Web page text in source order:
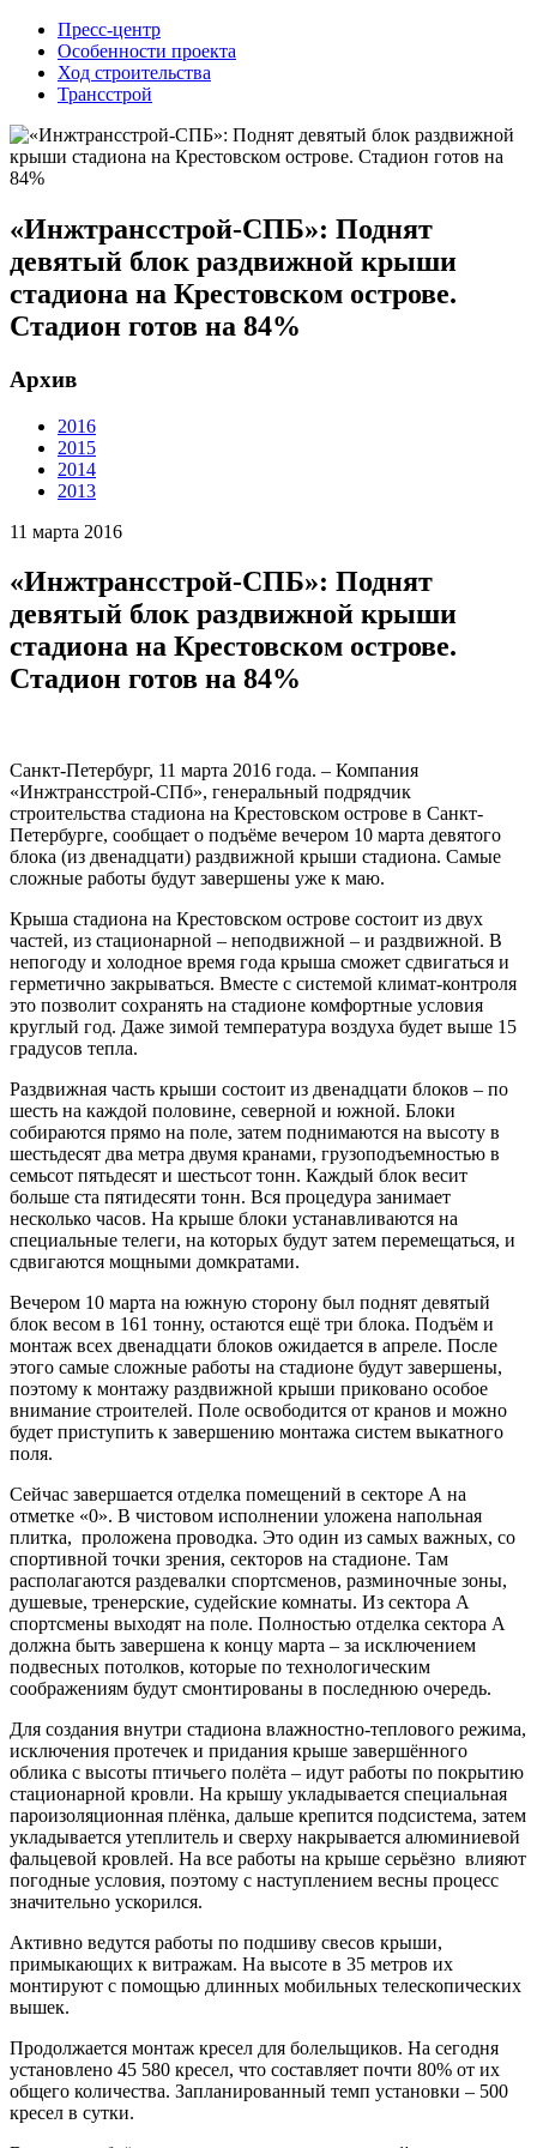
Пресс-центр
Особенности проекта
Ход строительства
Трансстрой
«Инжтрансстрой-СПБ»: Поднят
девятый блок раздвижной крыши
стадиона на Крестовском острове.
Стадион готов на 84%
Архив
2016
2015
2014
2013
11 марта 2016
«Инжтрансстрой-СПБ»: Поднят
девятый блок раздвижной крыши
стадиона на Крестовском острове.
Стадион готов на 84%
Санкт-Петербург, 11 марта 2016 года. – Компания
«Инжтрансстрой-СПб», генеральный подрядчик
строительства стадиона на Крестовском острове в Санкт-
Петербурге, сообщает о подъёме вечером 10 марта девятого
блока (из двенадцати) раздвижной крыши стадиона. Самые
сложные работы будут завершены уже к маю.
Крыша стадиона на Крестовском острове состоит из двух
частей, из стационарной – неподвижной – и раздвижной. В
непогоду и холодное время года крыша сможет сдвигаться и
герметично закрываться. Вместе с системой климат-контроля
это позволит сохранять на стадионе комфортные условия
круглый год. Даже зимой температура воздуха будет выше 15
градусов тепла.
Раздвижная часть крыши состоит из двенадцати блоков – по
шесть на каждой половине, северной и южной. Блоки
собираются прямо на поле, затем поднимаются на высоту в
шестьдесят два метра двумя кранами, грузоподъемностью в
семьсот пятьдесят и шестьсот тонн. Каждый блок весит
больше ста пятидесяти тонн. Вся процедура занимает
несколько часов. На крыше блоки устанавливаются на
специальные телеги, на которых будут затем перемещаться, и
сдвигаются мощными домкратами.
Вечером 10 марта на южную сторону был поднят девятый
блок весом в 161 тонну, остаются ещё три блока. Подъём и
монтаж всех двенадцати блоков ожидается в апреле. После
этого самые сложные работы на стадионе будут завершены,
поэтому к монтажу раздвижной крыши приковано особое
внимание строителей. Поле освободится от кранов и можно
будет приступить к завершению монтажа систем выкатного
поля.
Сейчас завершается отделка помещений в секторе А на
отметке «0». В чистовом исполнении уложена напольная
плитка, проложена проводка. Это один из самых важных, со
спортивной точки зрения, секторов на стадионе. Там
располагаются раздевалки спортсменов, разминочные зоны,
душевые, тренерские, судейские комнаты. Из сектора А
спортсмены выходят на поле. Полностью отделка сектора А
должна быть завершена к концу марта – за исключением
подвесных потолков, которые по технологическим
соображениям будут смонтированы в последнюю очередь.
Для создания внутри стадиона влажностно-теплового режима,
исключения протечек и придания крыше завершённого
облика с высоты птичьего полёта – идут работы по покрытию
стационарной кровли. На крышу укладывается специальная
пароизоляционная плёнка, дальше крепится подсистема, затем
укладывается утеплитель и сверху накрывается алюминиевой
фальцевой кровлей. На все работы на крыше серьёзно влияют
погодные условия, поэтому с наступлением весны процесс
значительно ускорился.
Активно ведутся работы по подшиву свесов крыши,
примыкающих к витражам. На высоте в 35 метров их
монтируют с помощью длинных мобильных телескопических
вышек.
Продолжается монтаж кресел для болельщиков. На сегодня
установлено 45 580 кресел, что составляет почти 80% от их
общего количества. Запланированный темп установки – 500
кресел в сутки.